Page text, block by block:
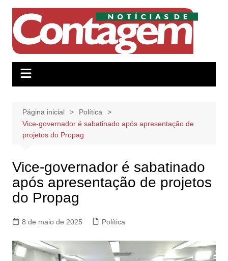
conteúdo
Página inicial
Política
Vice-governador é sabatinado após apresentação de
projetos do Propag
Vice-governador é sabatinado
após apresentação de projetos
do Propag
8 de maio de 2025 Política